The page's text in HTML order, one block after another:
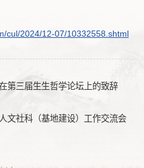
cul/2024/12-07/10332558.shtml
第三届生生哲学论坛上的致辞
文社科（基地建设）工作交流会